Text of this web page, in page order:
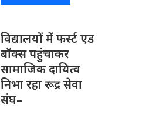
विद्यालयों में फर्स्ट एड
बॉक्स पहुंचाकर
सामाजिक दायित्व
निभा रहा रूद्र सेवा
संघ–